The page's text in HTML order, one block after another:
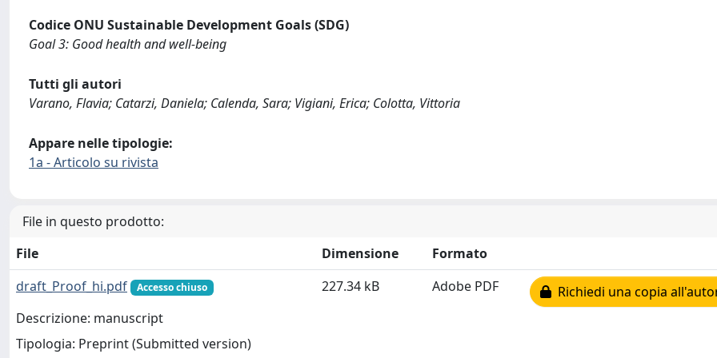
Codice ONU Sustainable Development Goals (SDG)
Goal 3: Good health and well-being
Tutti gli autori
Varano, Flavia; Catarzi, Daniela; Calenda, Sara; Vigiani, Erica; Colotta, Vittoria
Appare nelle tipologie:
1a - Articolo su rivista
File in questo prodotto:
File
Dimensione
Formato
draft_Proof_hi.pdf
Accesso chiuso
Descrizione: manuscript
Tipologia: Preprint (Submitted version)
227.34 kB Adobe PDF Richiedi una copia